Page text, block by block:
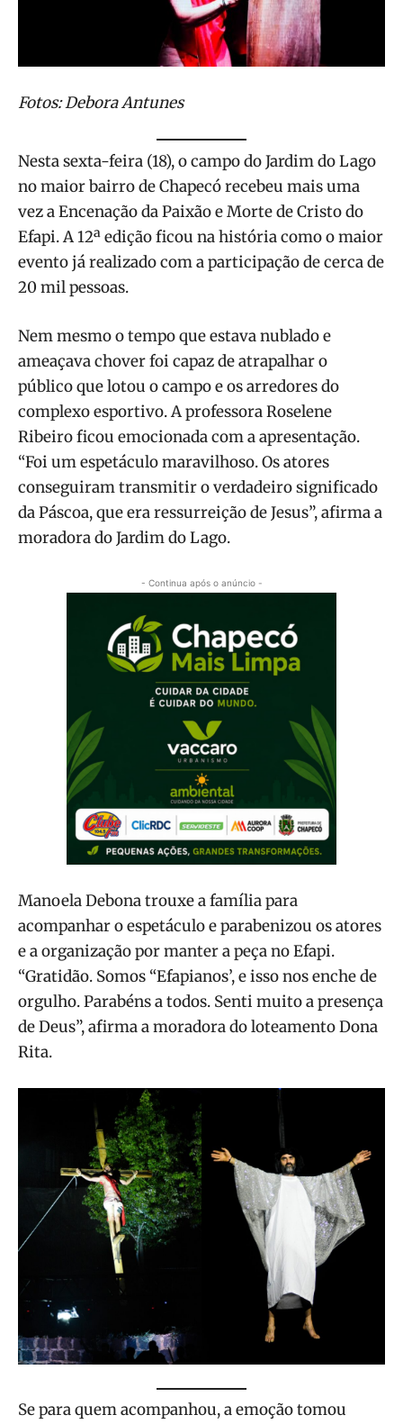
Fotos: Debora Antunes
Nesta sexta-feira (18), o campo do Jardim do Lago
no maior bairro de Chapecó recebeu mais uma
vez a Encenação da Paixão e Morte de Cristo do
Efapi. A 12ª edição ficou na história como o maior
evento já realizado com a participação de cerca de
20 mil pessoas.
Nem mesmo o tempo que estava nublado e
ameaçava chover foi capaz de atrapalhar o
público que lotou o campo e os arredores do
complexo esportivo. A professora Roselene
Ribeiro ficou emocionada com a apresentação.
“Foi um espetáculo maravilhoso. Os atores
conseguiram transmitir o verdadeiro significado
da Páscoa, que era ressurreição de Jesus”, afirma a
moradora do Jardim do Lago.
- Continua após o anúncio -
Manoela Debona trouxe a família para
acompanhar o espetáculo e parabenizou os atores
e a organização por manter a peça no Efapi.
“Gratidão. Somos “Efapianos’, e isso nos enche de
orgulho. Parabéns a todos. Senti muito a presença
de Deus”, afirma a moradora do loteamento Dona
Rita.
Se para quem acompanhou, a emoção tomou